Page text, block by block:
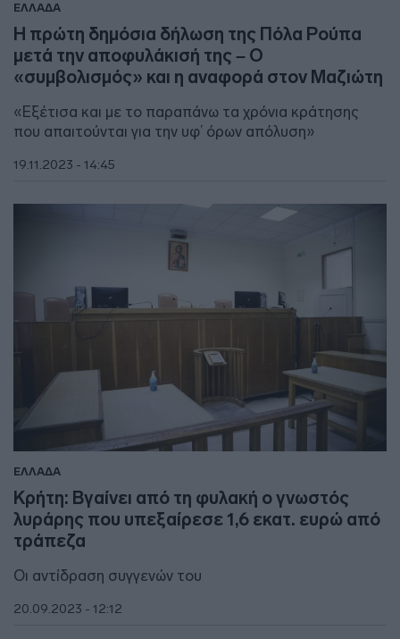
ΕΛΛΑΔΑ
Η πρώτη δημόσια δήλωση της Πόλα Ρούπα
μετά την αποφυλάκισή της – Ο
«συμβολισμός» και η αναφορά στον Μαζιώτη
«Εξέτισα και με το παραπάνω τα χρόνια κράτησης
που απαιτούνται για την υφ’ όρων απόλυση»
19.11.2023 - 14:45
ΕΛΛΑΔΑ
Κρήτη: Βγαίνει από τη φυλακή ο γνωστός
λυράρης που υπεξαίρεσε 1,6 εκατ. ευρώ από
τράπεζα
Οι αντίδραση συγγενών του
20.09.2023 - 12:12